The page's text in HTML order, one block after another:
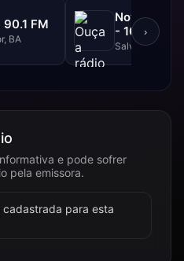
90.1 FM
BA
NovaBrasil
- 104.7 FM
Salvador, BA
›
e pode sofrer
pela emissora.
cadastrada para esta